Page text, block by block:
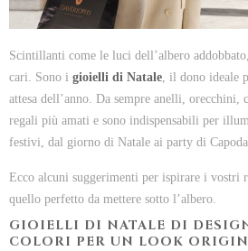
Scintillanti come le luci dell’albero
cari. Sono i gioielli di Natale , il dono ideale
attesa dell’anno. Da sempre anelli, orecchini,
regali più amati e sono indispensabili per
festivi, dal giorno di Natale ai party di
Ecco alcuni suggerimenti per ispirare i vostri
quello perfetto da mettere sotto l’albero.
GIOIELLI DI NATALE DI
COLORI PER UN LOOK